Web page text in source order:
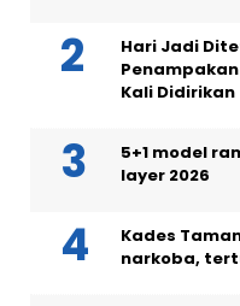
Hari Jadi
Kali Didirikan
5+1 model
layer 2026
Kades
narkoba,